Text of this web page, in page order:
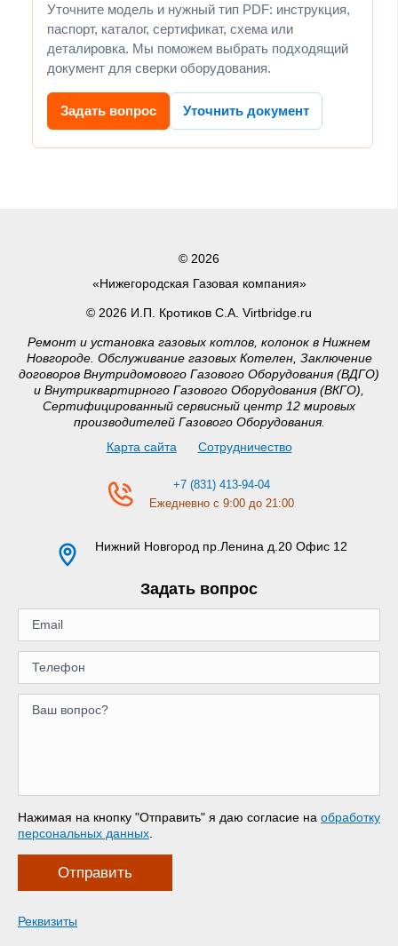
Уточните модель и нужный тип PDF: инструкция,
паспорт, каталог, сертификат, схема или
деталировка. Мы поможем выбрать подходящий
документ для сверки оборудования.
Задать вопрос Уточнить документ
© 2026
«Нижегородская Газовая компания»
© 2026 И.П. Кротиков С.А. Virtbridge.ru
Ремонт и установка газовых котлов, колонок в Нижнем
Новгороде. Обслуживание газовых Котелен, Заключение
договоров Внутридомового Газового Оборудования (ВДГО)
и Внутриквартирного Газового Оборудования (ВКГО),
Сертифицированный сервисный центр 12 мировых
производителей Газового Оборудования.
Карта сайта
Сотрудничество
+7 (831) 413-94-04
Ежедневно с 9:00 до 21:00
Нижний Новгород пр.Ленина д.20 Офис 12
Задать вопрос
Нажимая на кнопку "Отправить" я даю согласие на обработку
персональных данных
Отправить
Реквизиты